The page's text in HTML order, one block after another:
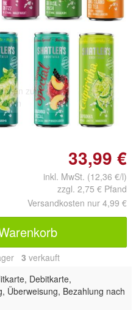
zum
33,99 €
inkl. MwSt. (12,36 €/l)
zzgl. 2,75 € Pfand
Versandkosten nur 4,99 €
3 verkauft
Debitkarte,
Überweisung, Bezahlung nach